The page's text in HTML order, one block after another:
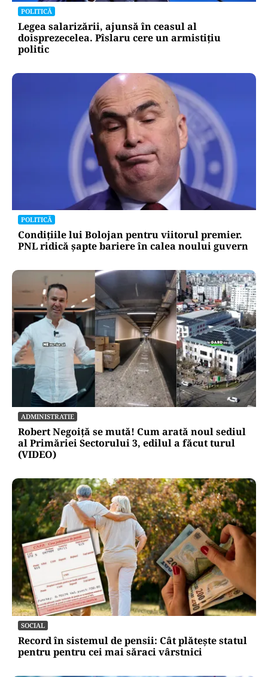
Încă o fabrică auto a pus lacătul în România.
Industria pierde 1.200 de angajați pe lună
Legea salarizării, ajunsă în ceasul al
doisprezecelea. Pîslaru cere un armistițiu
politic
POLITICĂ
Condițiile lui Bolojan pentru viitorul premier.
PNL ridică șapte bariere în calea noului guvern
ADMINISTRATIE
Robert Negoiță se mută! Cum arată noul sediul
al Primăriei Sectorului 3, edilul a făcut turul
(VIDEO)